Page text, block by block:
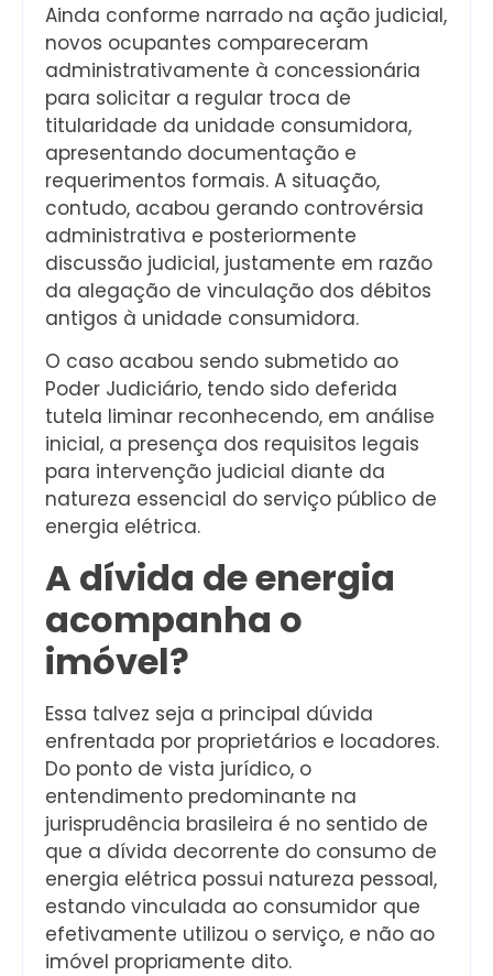
Ainda conforme narrado na ação judicial,
novos ocupantes compareceram
administrativamente à concessionária
para solicitar a regular troca de
titularidade da unidade consumidora,
apresentando documentação e
requerimentos formais. A situação,
contudo, acabou gerando controvérsia
administrativa e posteriormente
discussão judicial, justamente em razão
da alegação de vinculação dos débitos
antigos à unidade consumidora.
O caso acabou sendo submetido ao
Poder Judiciário, tendo sido deferida
tutela liminar reconhecendo, em análise
inicial, a presença dos requisitos legais
para intervenção judicial diante da
natureza essencial do serviço público de
energia elétrica.
A dívida de energia
acompanha o
imóvel?
Essa talvez seja a principal dúvida
enfrentada por proprietários e locadores.
Do ponto de vista jurídico, o
entendimento predominante na
jurisprudência brasileira é no sentido de
que a dívida decorrente do consumo de
energia elétrica possui natureza pessoal,
estando vinculada ao consumidor que
efetivamente utilizou o serviço, e não ao
imóvel propriamente dito.